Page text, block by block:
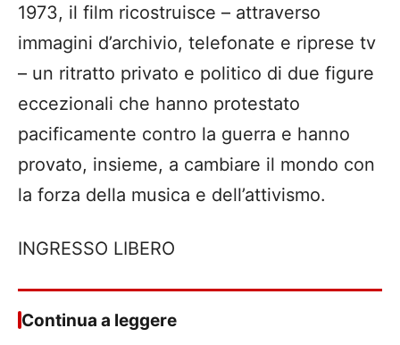
1973, il film ricostruisce – attraverso
immagini d’archivio, telefonate e riprese tv
– un ritratto privato e politico di due figure
eccezionali che hanno protestato
pacificamente contro la guerra e hanno
provato, insieme, a cambiare il mondo con
la forza della musica e dell’attivismo.
INGRESSO LIBERO
Continua a leggere